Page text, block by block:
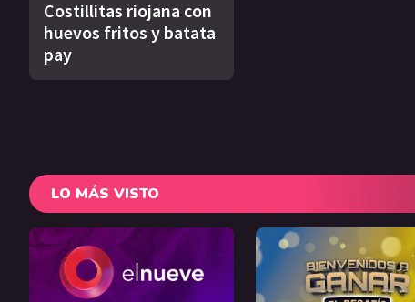
Costillitas riojana con
huevos fritos y batata
pay
LO MÁS VISTO